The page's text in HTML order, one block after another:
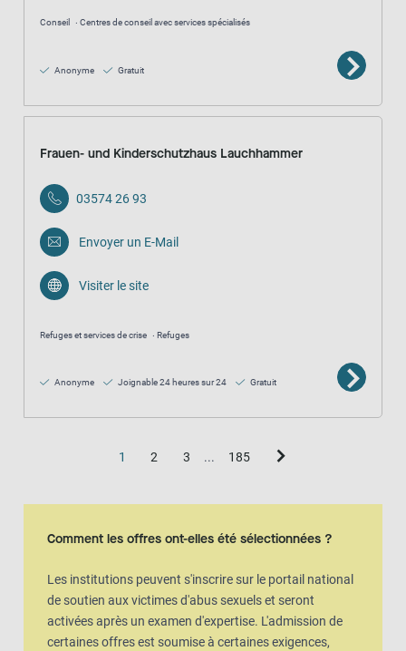
Conseil Centres de conseil avec services spécialisés
Anonyme Gratuit
Frauen- und Kinderschutzhaus Lauchhammer
03574 26 93
Envoyer un E-Mail
Visiter le site
Refuges et services de crise Refuges
Anonyme Joignable 24 heures sur 24 Gratuit
1 2 3 ... 185
Vue de la carte
Comment les offres ont-elles été sélectionnées ?
Les institutions peuvent s'inscrire sur le portail national
de soutien aux victimes d'abus sexuels et seront
activées après un examen d'expertise. L'admission de
certaines offres est soumise à certaines exigences,